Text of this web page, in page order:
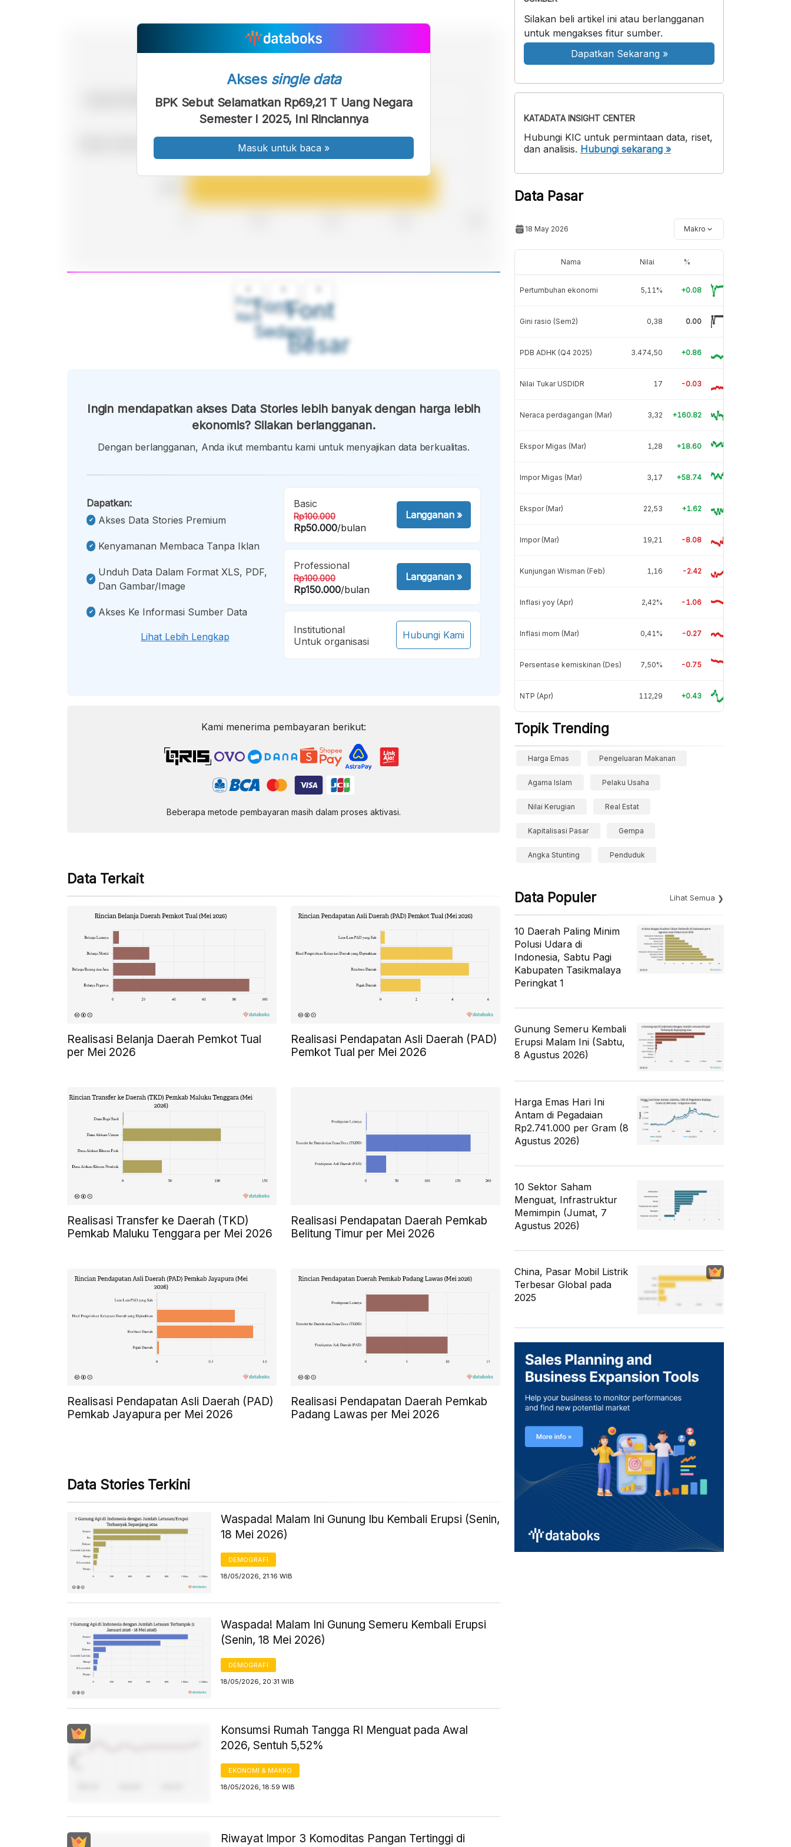
Font
Kecil
Font
Sedang
Font
Besar
Akses single data
BPK Sebut Selamatkan Rp69,21 T Uang Negara
Semester I 2025, Ini Rinciannya
Masuk untuk baca »
Ingin mendapatkan akses Data Stories lebih banyak dengan harga lebih
ekonomis? Silakan berlangganan.
Dengan berlangganan, Anda ikut membantu kami untuk menyajikan data berkualitas.
Dapatkan:
Akses Data Stories Premium
Kenyamanan Membaca Tanpa Iklan
Unduh Data Dalam Format XLS, PDF,
Dan Gambar/image
Akses Ke Informasi Sumber Data
Lihat Lebih Lengkap
Basic
Rp100.000
Rp50.000/bulan
Langganan»
Professional
Rp100.000
Rp150.000/bulan
Langganan»
Institutional
Untuk organisasi
Hubungi Kami
Kami menerima pembayaran berikut:
Beberapa metode pembayaran masih dalam proses aktivasi.
Data Terkait
Realisasi Belanja Daerah Pemkot Tual
per Mei 2026
Realisasi Pendapatan Asli Daerah (PAD)
Pemkot Tual per Mei 2026
Realisasi Transfer ke Daerah (TKD)
Pemkab Maluku Tenggara per Mei 2026
Realisasi Pendapatan Daerah Pemkab
Belitung Timur per Mei 2026
Realisasi Pendapatan Asli Daerah (PAD)
Pemkab Jayapura per Mei 2026
Realisasi Pendapatan Daerah Pemkab
Padang Lawas per Mei 2026
Data Stories Terkini
Waspada! Malam Ini Gunung Ibu Kembali Erupsi (Senin,
18 Mei 2026)
DEMOGRAFI
18/05/2026, 21:16 WIB
Waspada! Malam Ini Gunung Semeru Kembali Erupsi
(Senin, 18 Mei 2026)
DEMOGRAFI
18/05/2026, 20:31 WIB
Konsumsi Rumah Tangga RI Menguat pada Awal
2026, Sentuh 5,52%
EKONOMI & MAKRO
18/05/2026, 18:59 WIB
Riwayat Impor 3 Komoditas Pangan Tertinggi di
Silakan beli artikel ini atau berlangganan
untuk mengakses fitur sumber.
Dapatkan Sekarang »
KATADATA INSIGHT CENTER
Hubungi KIC untuk permintaan data, riset,
dan analisis. Hubungi sekarang »
Data Pasar
18 May 2026 Makro
Nama Nilai %
Pertumbuhan ekonomi 5,11% +0.08
Gini rasio (Sem2) 0,38 0.00
PDB ADHK (Q4 2025) 3.474,50 +0.86
Nilai Tukar USDIDR 17 -0.03
Neraca perdagangan (Mar) 3,32 +160.82
Ekspor Migas (Mar) 1,28 +18.60
Impor Migas (Mar) 3,17 +58.74
Ekspor (Mar) 22,53 +1.62
Impor (Mar) 19,21 -8.08
Kunjungan Wisman (Feb) 1,16 -2.42
Inflasi yoy (Apr) 2,42% -1.06
Inflasi mom (Mar) 0,41% -0.27
Persentase kemiskinan (Des) 7,50% -0.75
NTP (Apr) 112,29 +0.43
Topik Trending
Harga Emas Pengeluaran Makanan
Agama Islam Pelaku Usaha
Nilai Kerugian Real Estat
Kapitalisasi Pasar Gempa
Angka Stunting Penduduk
Data Populer Lihat Semua
10 Daerah Paling Minim
Polusi Udara di
Indonesia, Sabtu Pagi
Kabupaten Tasikmalaya
Peringkat 1
Gunung Semeru Kembali
Erupsi Malam Ini (Sabtu,
8 Agustus 2026)
Harga Emas Hari Ini
Antam di Pegadaian
Rp2.741.000 per Gram (8
Agustus 2026)
10 Sektor Saham
Menguat, Infrastruktur
Memimpin (Jumat, 7
Agustus 2026)
China, Pasar Mobil Listrik
Terbesar Global pada
2025